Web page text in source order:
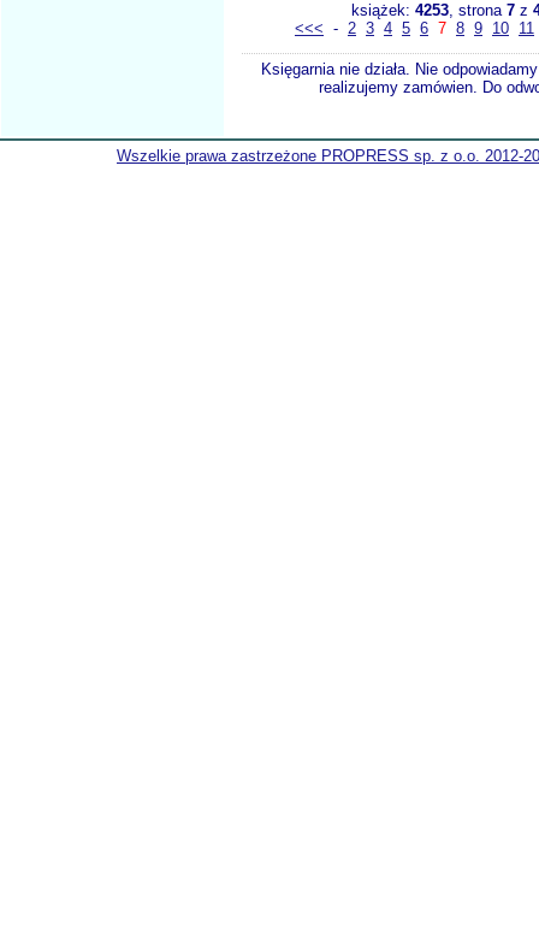
książek: 4253, strona 7z
<<< - 2 3 4 5 6 7 8 9 10 11
Księgarnia nie działa. Nie
realizujemy zamówien. Do
Wszelkie prawa zastrzeżone PROPRESS sp. z o.o. 2012-